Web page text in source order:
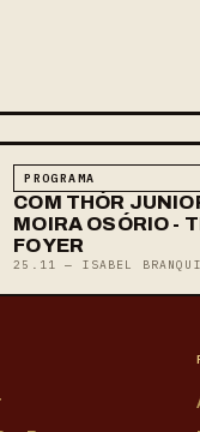
PROGRAMA
COM THÓR
MOIRA OSÓRIO -
FOYER
25.11 — ISABEL